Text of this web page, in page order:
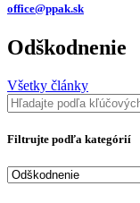
office@ppak.sk
Odškodnenie
Všetky články
Filtrujte podľa kategórií